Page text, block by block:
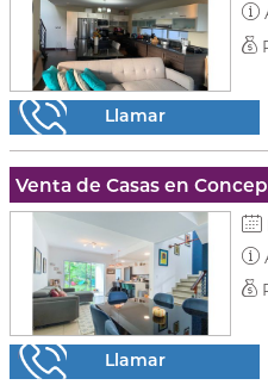
Llamar
Venta de Casas en
Llamar